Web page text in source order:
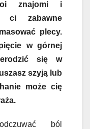
znajomi i
ci zabawne
plecy.
w górnej
się w
szyją lub
może cię
ból